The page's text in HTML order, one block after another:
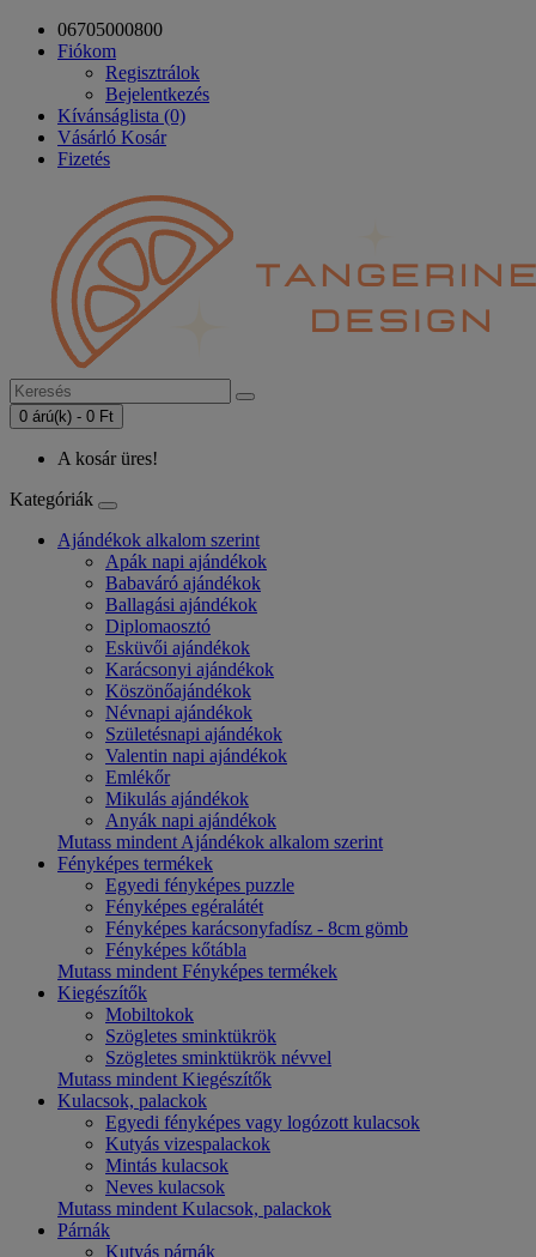
06705000800
Fiókom
Regisztrálok
Bejelentkezés
Kívánságlista (0)
Vásárló Kosár
Fizetés
0 árú(k) - 0 Ft
A kosár üres!
Kategóriák
Ajándékok alkalom szerint
Apák napi ajándékok
Babaváró ajándékok
Ballagási ajándékok
Diplomaosztó
Esküvői ajándékok
Karácsonyi ajándékok
Köszönőajándékok
Névnapi ajándékok
Születésnapi ajándékok
Valentin napi ajándékok
Emlékőr
Mikulás ajándékok
Anyák napi ajándékok
Mutass mindent Ajándékok alkalom szerint
Fényképes termékek
Egyedi fényképes puzzle
Fényképes egéralátét
Fényképes karácsonyfadísz - 8cm gömb
Fényképes kőtábla
Mutass mindent Fényképes termékek
Kiegészítők
Mobiltokok
Szögletes sminktükrök
Szögletes sminktükrök névvel
Mutass mindent Kiegészítők
Kulacsok, palackok
Egyedi fényképes vagy logózott kulacsok
Kutyás vizespalackok
Mintás kulacsok
Neves kulacsok
Mutass mindent Kulacsok, palackok
Párnák
Kutyás párnák